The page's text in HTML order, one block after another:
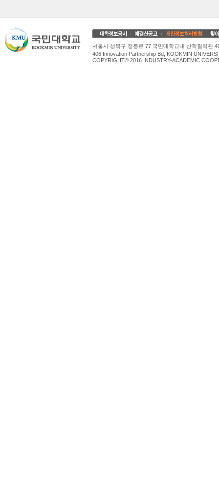
서울시 성북구 정릉로 77 국민대학교내 산학협력관
406 Innovation Partnership Bd, KOOKMIN
COPYRIGHT© 2016 INDUSTRY-ACADEMIC